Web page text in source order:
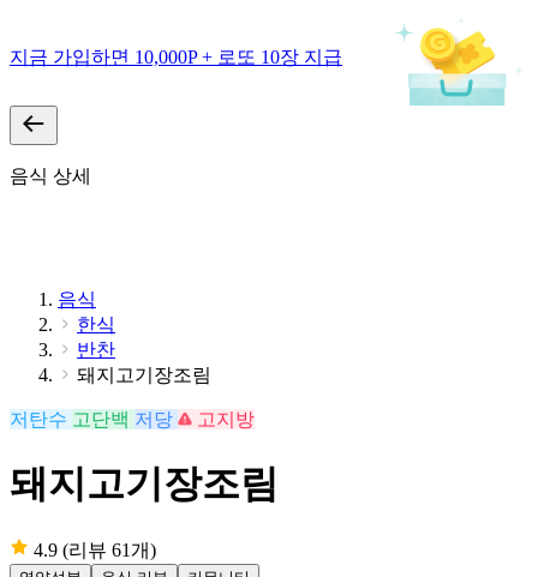
지금 가입하면 10,000P + 로또 10장 지급
음식 상세
음식
한식
반찬
돼지고기장조림
저탄수 고단백 저당 고지방
돼지고기장조림
4.9 (리뷰 61개)